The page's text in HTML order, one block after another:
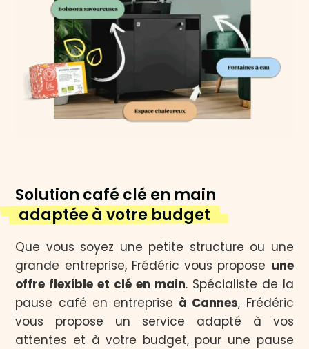
Solution café clé en main
adaptée à votre budget
Que vous soyez une petite structure ou une
grande entreprise, Frédéric vous propose une
offre flexible et clé en main. Spécialiste de la
pause café en entreprise à Cannes, Frédéric
vous propose un service adapté à vos
attentes et à votre budget, pour une pause